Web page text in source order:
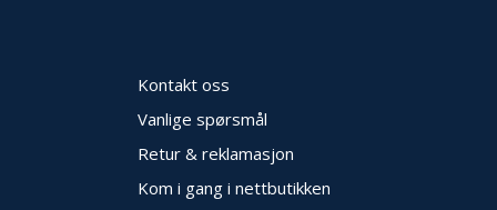
Kontakt oss
Vanlige spørsmål
Retur & reklamasjon
Kom i gang i nettbutikken